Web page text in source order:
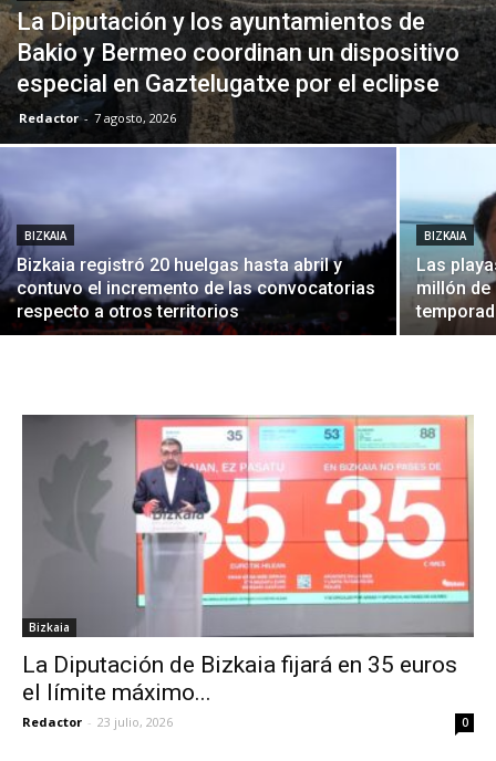
La Diputación y los ayuntamientos de
Bakio y Bermeo coordinan un dispositivo
especial en Gaztelugatxe por el eclipse
Redactor - 7 agosto, 2026
BIZKAIA
Bizkaia registró 20 huelgas hasta abril y
contuvo el incremento de las convocatorias
respecto a otros territorios
BIZKAIA
Las
millón de
Bizkaia
La Diputación de Bizkaia fijará en 35 euros
el límite máximo...
Redactor - 23 julio, 2026 0